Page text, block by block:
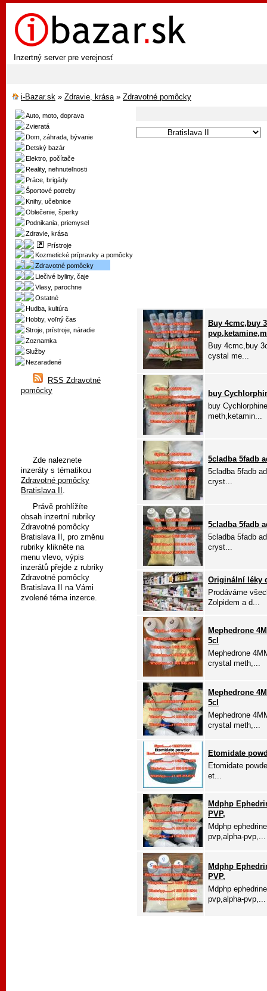
Inzertný server pre verejnosť
i-Bazar.sk » Zdravie, krása» Zdravotné pomôcky
Auto, moto, doprava
Zvieratá
Dom, záhrada, bývanie
Detský bazár
Elektro, počítače
Reality, nehnuteľnosti
Práce, brigády
Športové potreby
Knihy, učebnice
Oblečenie, šperky
Podnikania, priemysel
Zdravie, krása
Prístroje
Kozmetické prípravky a pomôcky
Zdravotné pomôcky
Liečivé byliny, čaje
Vlasy, parochne
Ostatné
Hudba, kultúra
Hobby, voľný čas
Stroje, prístroje, náradie
Zoznamka
Služby
Nezaradené
RSS Zdravotné
pomôcky
Zde naleznete
inzeráty s tématikou
Zdravotné pomôcky
Bratislava II .
Právě prohlížíte
obsah inzertní rubriky
Zdravotné pomôcky
Bratislava II, pro změnu
rubriky klikněte na
menu vlevo, výpis
inzerátů přejde z rubriky
Zdravotné pomôcky
Bratislava II na Vámi
zvolené téma inzerce.
Buy 4cmc,buy
Buy 4cmc,buy
cystal me...
buy
buy
meth,ketamin...
5cladba 5fadb
5cladba 5fadb
cryst...
5cladba 5fadb
5cladba 5fadb
cryst...
Originální léky
Prodáváme
Zolpidem a d...
Mephedrone
5cl
Mephedrone
crystal meth,...
Mephedrone
5cl
Mephedrone
crystal meth,...
Etomidate
Etomidate
et...
Mdphp
PVP,
Mdphp
pvp,alpha-pvp,...
Mdphp
PVP,
Mdphp
pvp,alpha-pvp,...